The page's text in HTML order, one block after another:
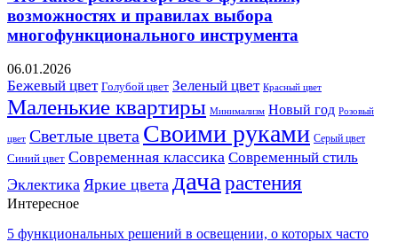
возможностях и правилах выбора
многофункционального инструмента
06.01.2026
Бежевый цвет Голубой цвет Зеленый цвет Красный цвет
Маленькие квартиры Минимализм Новый год Розовый
цвет Светлые цвета Своими руками Серый цвет
Синий цвет Современная классика Современный стиль
Эклектика Яркие цвета дачарастения
Интересное
5 функциональных решений в освещении, о которых часто